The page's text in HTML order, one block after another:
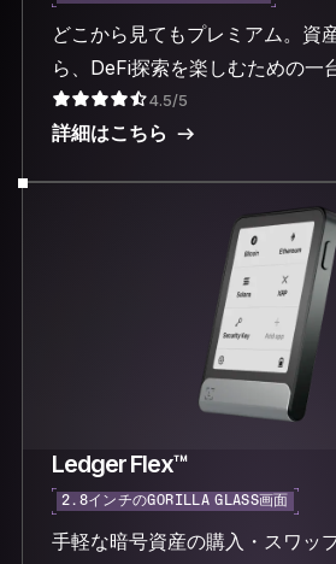
どこから見てもプレミアム。資
ら、DeFi探索を楽しむための一
4.5/5
詳細はこちら
Ledger Flex™
2.8インチのGORILLA GLASS画面
手軽な暗号資産の購入・スワッ